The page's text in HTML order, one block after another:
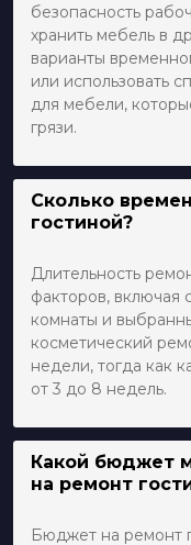
безопасность
хранить мебель в
варианты
или использовать
для мебели,
грязи.
Сколько
гостиной?
Длительность
факторов, включая
комнаты и
косметический
недели, тогда как
от 3 до 8 недель.
Какой бюджет
на ремонт
Бюджет на ремонт